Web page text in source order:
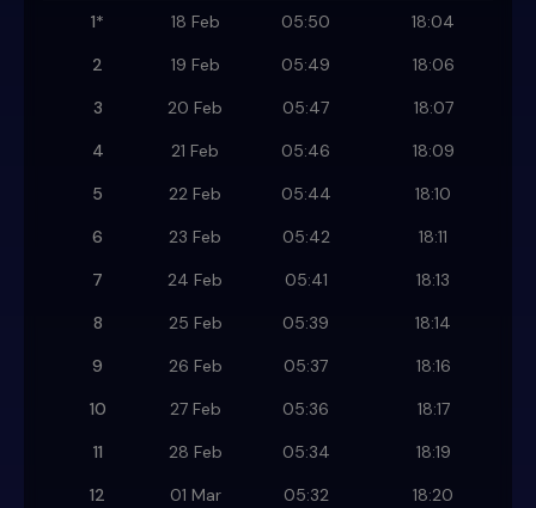
1* 18 Feb 05:50
18:04
2
19 Feb 05:49
18:06
3
20 Feb 05:47
18:07
4
21 Feb 05:46
18:09
5
22 Feb 05:44
18:10
6
23 Feb 05:42
18:11
7
24 Feb 05:41
18:13
8
25 Feb 05:39
18:14
9
26 Feb 05:37
18:16
10
27 Feb 05:36
18:17
11
28 Feb 05:34
18:19
12
01 Mar 05:32
18:20